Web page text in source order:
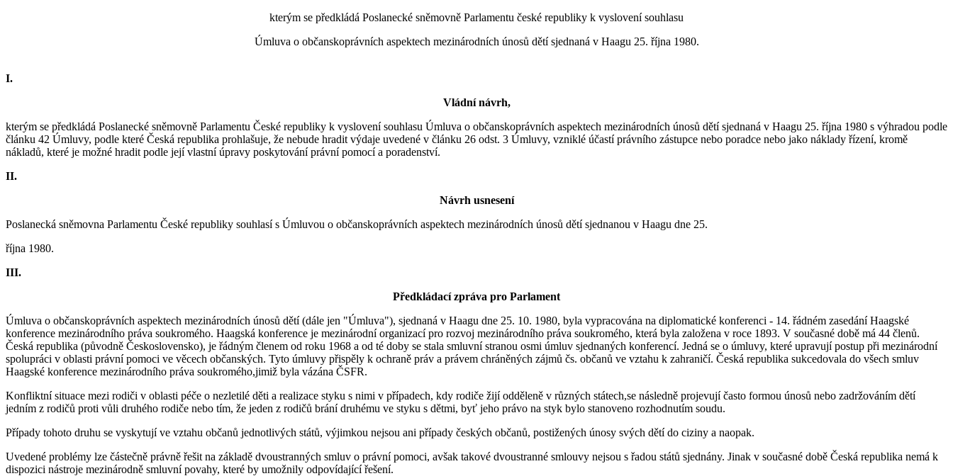
kterým se předkládá Poslanecké sněmovně Parlamentu české republiky k vyslovení souhlasu
Úmluva o občanskoprávních aspektech mezinárodních únosů dětí sjednaná v Haagu 25. října 1980.
I.
Vládní návrh,
kterým se předkládá Poslanecké sněmovně Parlamentu České republiky k vyslovení souhlasu Úmluva o občanskoprávních aspektech mezinárodních únosů dětí sjednaná v Haagu 25. října 1980 s výhradou podle
článku 42 Úmluvy, podle které Česká republika prohlašuje, že nebude hradit výdaje uvedené v článku 26 odst. 3 Úmluvy, vzniklé účastí právního zástupce nebo poradce nebo jako náklady řízení, kromě
nákladů, které je možné hradit podle její vlastní úpravy poskytování právní pomocí a poradenství.
II.
Návrh usnesení
Poslanecká sněmovna Parlamentu České republiky souhlasí s Úmluvou o občanskoprávních aspektech mezinárodních únosů dětí sjednanou v Haagu dne 25.
října 1980.
III.
Předkládací zpráva pro Parlament
Úmluva o občanskoprávních aspektech mezinárodních únosů dětí (dále jen "Úmluva"), sjednaná v Haagu dne 25. 10. 1980, byla vypracována na diplomatické konferenci - 14. řádném zasedání Haagské
konference mezinárodního práva soukromého. Haagská konference je mezinárodní organizací pro rozvoj mezinárodního práva soukromého, která byla založena v roce 1893. V současné době má 44 členů.
Česká republika (původně Československo), je řádným členem od roku 1968 a od té doby se stala smluvní stranou osmi úmluv sjednaných konferencí. Jedná se o úmluvy, které upravují postup při mezinárodní
spolupráci v oblasti právní pomoci ve věcech občanských. Tyto úmluvy přispěly k ochraně práv a právem chráněných zájmů čs. občanů ve vztahu k zahraničí. Česká republika sukcedovala do všech smluv
Haagské konference mezinárodního práva soukromého,jimiž byla vázána ČSFR.
Konfliktní situace mezi rodiči v oblasti péče o nezletilé děti a realizace styku s nimi v případech, kdy rodiče žijí odděleně v různých státech,se následně projevují často formou únosů nebo zadržováním dětí
jedním z rodičů proti vůli druhého rodiče nebo tím, že jeden z rodičů brání druhému ve styku s dětmi, byť jeho právo na styk bylo stanoveno rozhodnutím soudu.
Případy tohoto druhu se vyskytují ve vztahu občanů jednotlivých států, výjimkou nejsou ani případy českých občanů, postižených únosy svých dětí do ciziny a naopak.
Uvedené problémy lze částečně právně řešit na základě dvoustranných smluv o právní pomoci, avšak takové dvoustranné smlouvy nejsou s řadou států sjednány. Jinak v současné době Česká republika nemá k
dispozici nástroje mezinárodně smluvní povahy, které by umožnily odpovídající řešení.